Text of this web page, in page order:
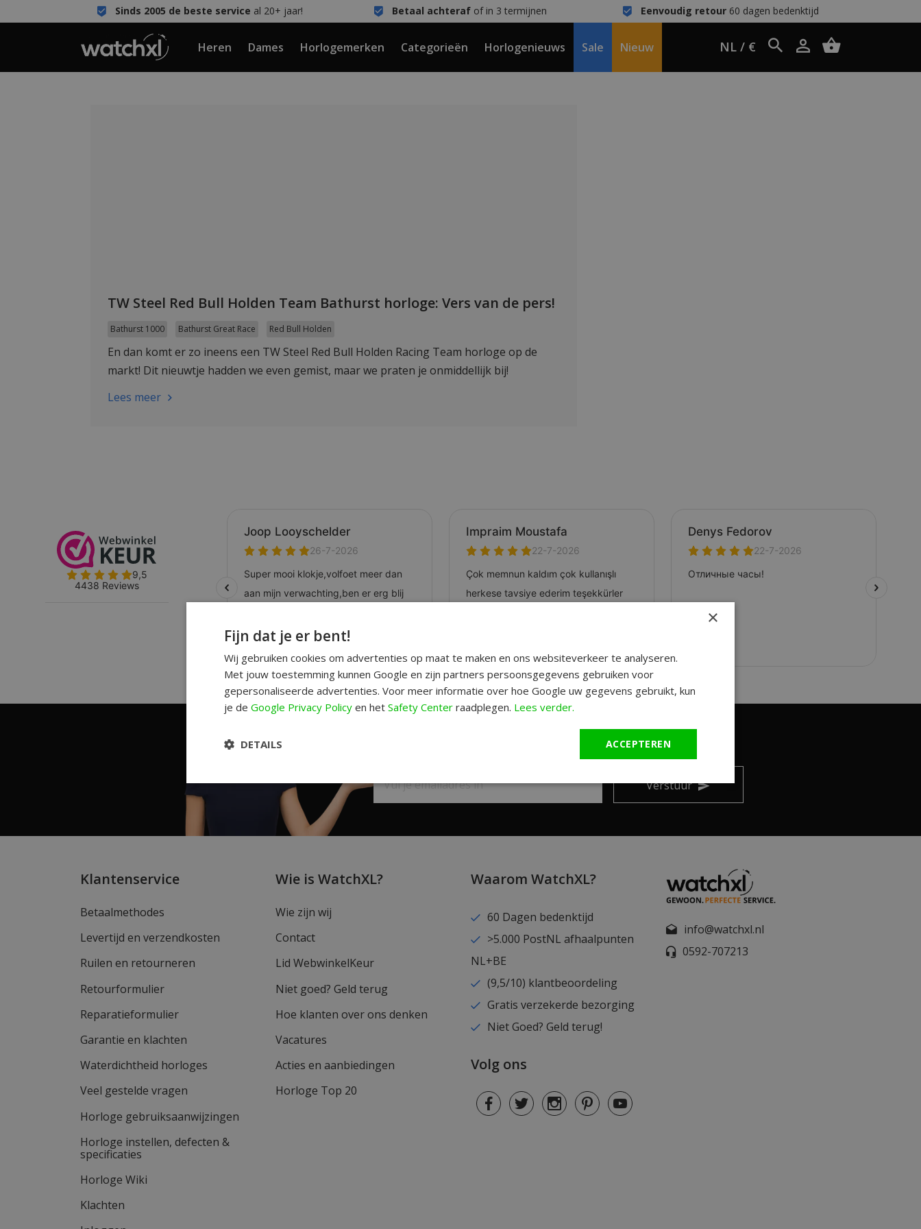
Sinds 2005 de beste service al 20+ jaar! Betaal achterafof in 3 termijnen Eenvoudig retour60 dagen bedenktijd
Heren Dames Horlogemerken Categorieën Horlogenieuws Sale Nieuw NL / €
TW Steel Red Bull Holden Team Bathurst horloge: Vers van de pers!
Bathurst 1000 Bathurst Great Race Red Bull Holden
En dan komt er zo ineens een TW Steel Red Bull Holden Racing Team horloge op de
markt! Dit nieuwtje hadden we even gemist, maar we praten je onmiddellijk bij!
Lees meer
Schrijf je in en ontvang unieke aanbiedingen en leuke tips!
Verstuur
Klantenservice
Betaalmethodes
Levertijd en verzendkosten
Ruilen en retourneren
Retourformulier
Reparatieformulier
Garantie en klachten
Waterdichtheid horloges
Veel gestelde vragen
Horloge gebruiksaanwijzingen
Horloge instellen, defecten &
specificaties
Horloge Wiki
Klachten
Wie is WatchXL?
Wie zijn wij
Contact
Lid WebwinkelKeur
Niet goed? Geld terug
Hoe klanten over ons denken
Vacatures
Acties en aanbiedingen
Horloge Top 20
Waarom WatchXL?
60 Dagen bedenktijd
>5.000 PostNL afhaalpunten
NL+BE
(9,5/10) klantbeoordeling
Gratis verzekerde bezorging
Niet Goed? Geld terug!
Volg ons
info@watchxl.nl
0592-707213
×
Fijn dat je er bent!
Wij gebruiken cookies om advertenties op maat te maken en ons websiteverkeer te analyseren.
Met jouw toestemming kunnen Google en zijn partners persoonsgegevens gebruiken voor
gepersonaliseerde advertenties. Voor meer informatie over hoe Google uw gegevens gebruikt, kun
je de Google Privacy Policy en het Safety Center raadplegen. Lees verder.
ACCEPTEREN
DETAILS